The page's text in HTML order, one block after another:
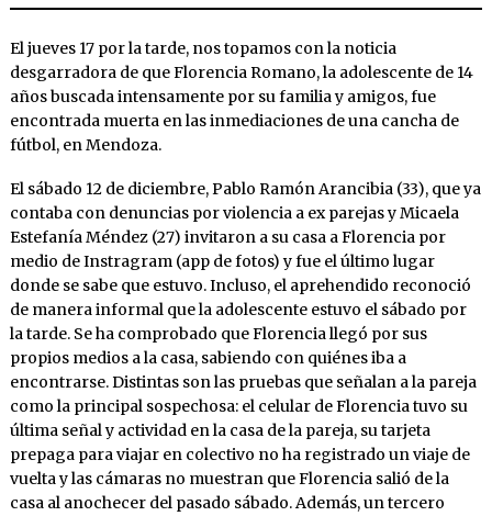
El jueves 17 por la tarde, nos topamos con la noticia
desgarradora de que Florencia Romano, la adolescente de 14
años buscada intensamente por su familia y amigos, fue
encontrada muerta en las inmediaciones de una cancha de
fútbol, en Mendoza.
El sábado 12 de diciembre, Pablo Ramón Arancibia (33), que ya
contaba con denuncias por violencia a ex parejas y Micaela
Estefanía Méndez (27) invitaron a su casa a Florencia por
medio de Instragram (app de fotos) y fue el último lugar
donde se sabe que estuvo. Incluso, el aprehendido reconoció
de manera informal que la adolescente estuvo el sábado por
la tarde. Se ha comprobado que Florencia llegó por sus
propios medios a la casa, sabiendo con quiénes iba a
encontrarse. Distintas son las pruebas que señalan a la pareja
como la principal sospechosa: el celular de Florencia tuvo su
última señal y actividad en la casa de la pareja, su tarjeta
prepaga para viajar en colectivo no ha registrado un viaje de
vuelta y las cámaras no muestran que Florencia salió de la
casa al anochecer del pasado sábado. Además, un tercero